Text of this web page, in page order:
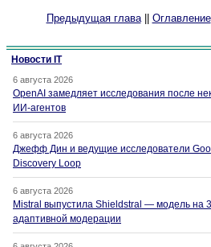
Предыдущая глава|| Оглавление
Новости IT
6 августа 2026
OpenAI замедляет исследования после
ИИ-агентов
6 августа 2026
Джефф Дин и ведущие исследователи
Discovery Loop
6 августа 2026
Mistral выпустила Shieldstral — модель на
адаптивной модерации